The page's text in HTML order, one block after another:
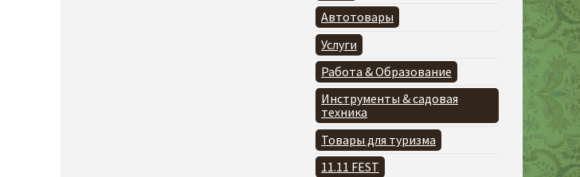
Автотовары
Услуги
Работа & Образование
Инструменты & садовая
техника
Товары для туризма
11.11 FEST